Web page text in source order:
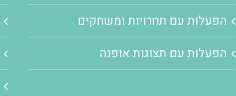
הפעלות עם תחרויות ומשחקים
הפעלות עם תצוגות אופנה